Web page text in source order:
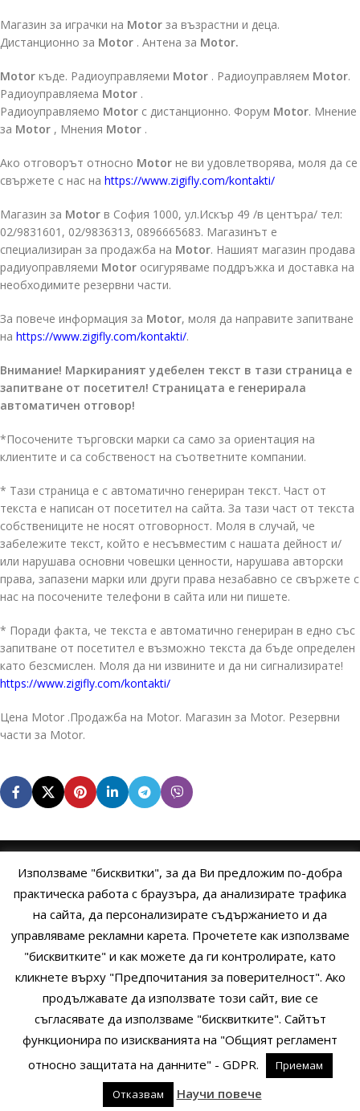
Магазин за играчки на Motor за възрастни и деца.
Дистанционно за Motor . Антена за Motor.
Motor къде. Радиоуправляеми Motor . Радиоуправляем Motor.
Радиоуправляема Motor .
Радиоуправляемо Motor с дистанционно. Форум Motor. Мнение
за Motor , Мнения Motor .
Ако отговорът относно Motor не ви удовлетворява, моля да се
свържете с нас на https://www.zigifly.com/kontakti/
Магазин за Motor в София 1000, ул.Искър 49 /в центъра/ тел:
02/9831601, 02/9836313, 0896665683. Магазинът е
специализиран за продажба на Motor. Нашият магазин продава
радиуоправляеми Motor осигуряваме поддръжка и доставка на
необходимите резервни части.
За повече информация за Motor, моля да направите запитване
на https://www.zigifly.com/kontakti/.
Внимание! Маркираният удебелен текст в тази страница е
запитване от посетител! Страницата е генерирала
автоматичен отговор!
*Посочените търговски марки са само за ориентация на
клиентите и са собственост на съответните компании.
* Тази страница е с автоматично генериран текст. Част от
текста е написан от посетител на сайта. За тази част от текста
собствениците не носят отговорност. Моля в случай, че
забележите текст, който е несъвместим с нашата дейност и/
или нарушава основни човешки ценности, нарушава авторски
права, запазени марки или други права незабавно се свържете с
нас на посочените телефони в сайта или ни пишете.
* Поради факта, че текста е автоматично генериран в едно със
запитване от посетител е възможно текста да бъде определен
като безсмислен. Моля да ни извините и да ни сигнализирате!
https://www.zigifly.com/kontakti/
Цена Motor .Продажба на Motor. Магазин за Motor. Резервни
части за Motor.
ОБЩИ УСЛОВИЯ УСЛОВИЯ И ПРАВИЛА
ПОЛИТИКА НА БИСКВИТКИТЕПОЛИТИКА ЗА ПОВЕРИТЕЛНОСТ
Copyright © 2014 - 2024 Zigifly.com — Developed by We Work With
You
Използваме "бисквитки", за да Ви предложим по-добра
практическа работа с браузъра, да анализирате трафика
на сайта, да персонализирате съдържанието и да
управляваме рекламни карета. Прочетете как използваме
"бисквитките" и как можете да ги контролирате, като
кликнете върху "Предпочитания за поверителност". Ако
продължавате да използвате този сайт, вие се
съгласявате да използваме "бисквитките". Сайтът
функционира по изискванията на "Общият регламент
относно защитата на данните" - GDPR.
Приемам
Отказвам
Научи повече